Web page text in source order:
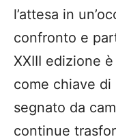
l’attesa in
confronto e
XXIII edizione
come chiave
segnato da
continue